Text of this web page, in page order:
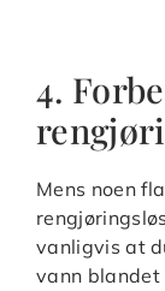
4.
Mens noen
vanligvis at
vann blandet